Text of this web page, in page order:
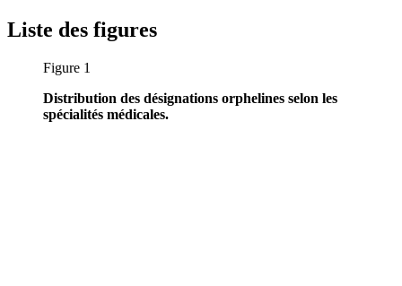
Liste des figures
Figure 1
Distribution des désignations orphelines selon les
spécialités médicales.